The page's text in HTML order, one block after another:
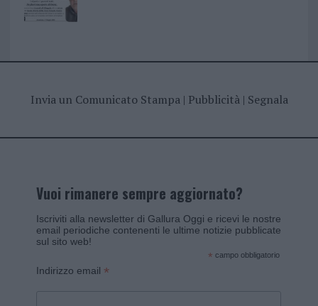
Invia un Comunicato Stampa| Pubblicità| Segnala
Vuoi rimanere sempre aggiornato?
Iscriviti alla newsletter di Gallura Oggi e ricevi le nostre
email periodiche contenenti le ultime notizie pubblicate
sul sito web!
* campo obbligatorio
Indirizzo email *